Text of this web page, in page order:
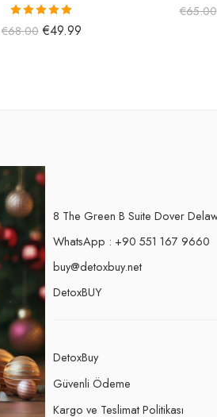
5 üzerinden
5.00oy aldı
€68.00 €49.99
€65.00
8 The Green B Suite Dover
WhatsApp : +90 551 167 9660
buy@detoxbuy.net
DetoxBUY
DetoxBuy
Güvenli Ödeme
Kargo ve Teslimat Politikası